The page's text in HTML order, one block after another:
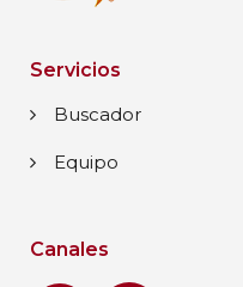
Servicios
Buscador
Equipo
Canales